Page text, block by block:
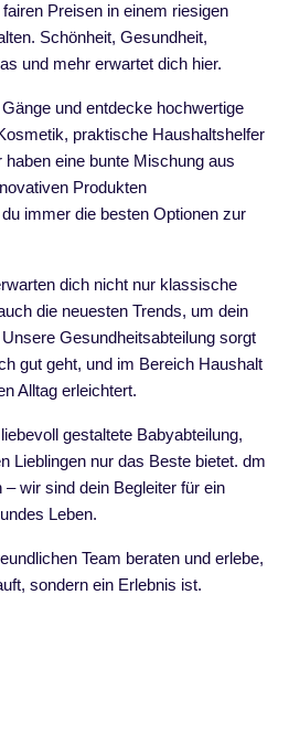
Preisen in einem riesigen
Schönheit, Gesundheit,
und mehr erwartet dich hier.
und entdecke hochwertige
praktische Haushaltshelfer
eine bunte Mischung aus
Produkten
immer die besten Optionen zur
dich nicht nur klassische
die neuesten Trends, um dein
Gesundheitsabteilung sorgt
gut geht, und im Bereich Haushalt
Alltag erleichtert.
gestaltete Babyabteilung,
Lieblingen nur das Beste bietet. dm
wir sind dein Begleiter für ein
Leben.
Team beraten und erlebe,
sondern ein Erlebnis ist.